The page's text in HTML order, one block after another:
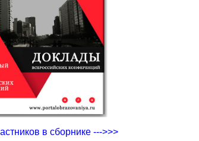
в сборнике --->>>